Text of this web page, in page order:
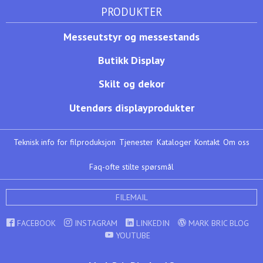
PRODUKTER
Messeutstyr og messestands
Butikk Display
Skilt og dekor
Utendørs displayprodukter
Teknisk info for filproduksjon Tjenester Kataloger Kontakt Om oss
Faq-ofte stilte spørsmål
FILEMAIL
FACEBOOK INSTAGRAM LINKEDIN
MARK BRIC BLOG
YOUTUBE